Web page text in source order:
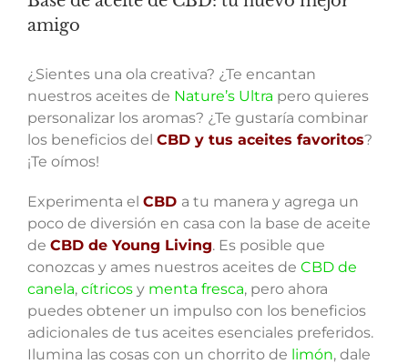
amigo
¿Sientes una ola creativa? ¿Te encantan
nuestros aceites de Nature’s Ultra pero quieres
personalizar los aromas? ¿Te gustaría combinar
los beneficios del CBD y tus aceites favoritos?
¡Te oímos!
Experimenta el CBD a tu manera y agrega un
poco de diversión en casa con la base de aceite
de CBD de Young Living. Es posible que
conozcas y ames nuestros aceites de CBD de
canela, cítricosy menta fresca, pero ahora
puedes obtener un impulso con los beneficios
adicionales de tus aceites esenciales preferidos.
Ilumina las cosas con un chorrito de limón, dale